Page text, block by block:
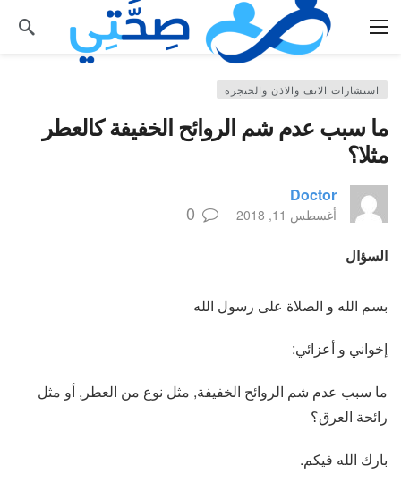
استشارات الانف والاذن والحنجرة
ما سبب عدم شم الروائح الخفيفة كالعطر
مثلا؟
Doctor
أغسطس 11, 2018 0
السؤال
بسم الله و الصلاة على رسول الله
إخواني و أعزائي:
ما سبب عدم شم الروائح الخفيفة, مثل نوع من العطر, أو مثل
رائحة العرق؟
بارك الله فيكم.